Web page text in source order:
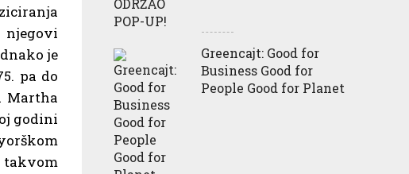
je
pa do
Martha
godini
Greencajt: Good for
Business Good for
People Good for Planet